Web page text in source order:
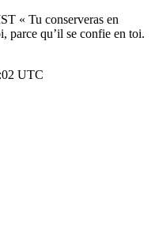
« Tu conserveras en
parce qu’il se confie en toi.
UTC